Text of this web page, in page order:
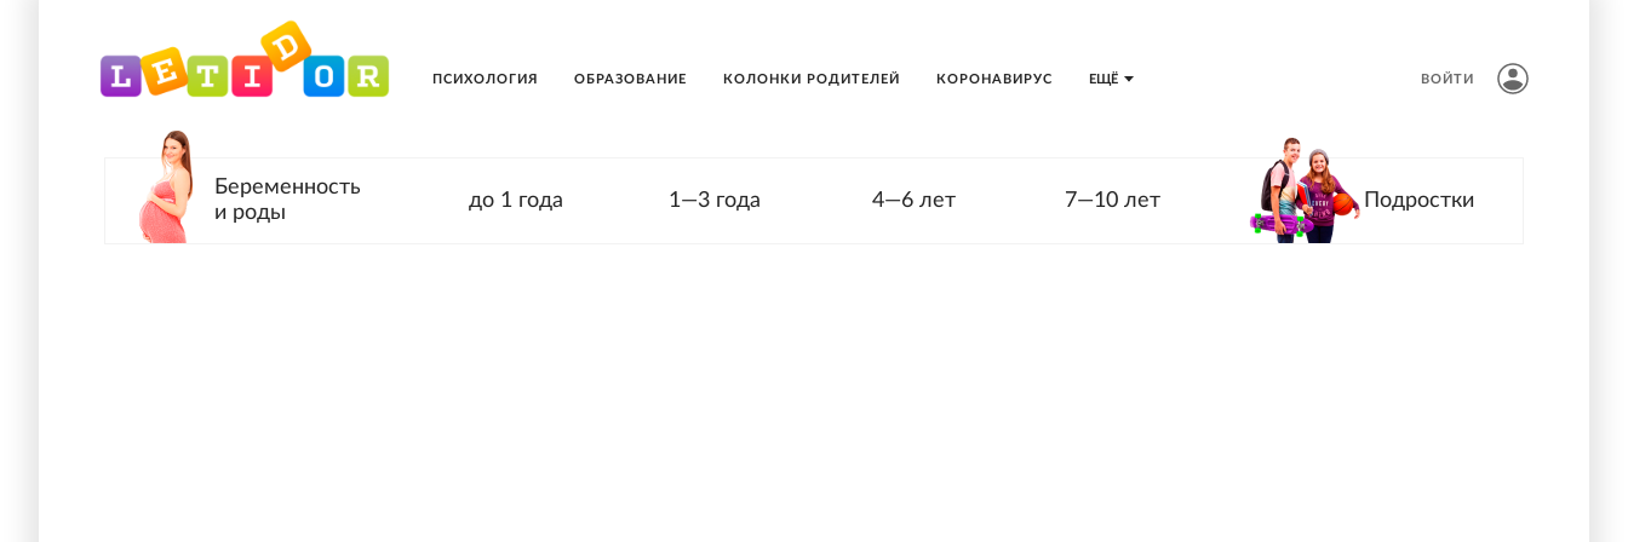
ЕЩЁ
ПСИХОЛОГИЯ ОБРАЗОВАНИЕ КОЛОНКИ РОДИТЕЛЕЙ КОРОНАВИРУС ВОЙТИ
Беременность
и роды
до 1 года 1—3 года 4—6 лет 7—10 лет Подростки